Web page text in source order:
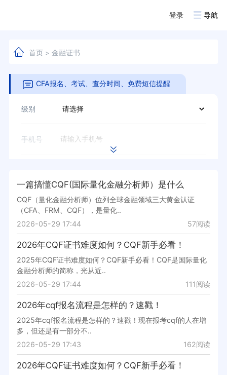
登录 导航
首页> 金融证书
CFA报名、考试、查分时间、免费短信提醒
级别
手机号
立即预约
一篇搞懂CQF(国际量化金融分析师）是什么
CQF（量化金融分析师）位列全球金融领域三大黄金认证
（CFA、FRM、CQF），是量化..
2026-05-29 17:44
57阅读
2026年CQF证书难度如何？CQF新手必看！
2025年CQF证书难度如何？CQF新手必看！CQF是国际量化
金融分析师的简称，光从近..
2026-05-29 17:44
111阅读
2026年cqf报名流程是怎样的？速戳！
2025年cqf报名流程是怎样的？速戳！现在报考cqf的人在增
多，但还是有一部分不..
2026-05-29 17:43
162阅读
2026年CQF证书难度如何？CQF新手必看！